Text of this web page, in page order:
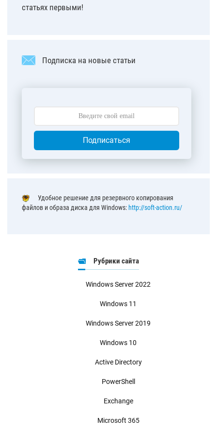
статьях первыми!
Подписка на новые статьи
Подписаться
Удобное решение для резервного копирования
файлов и образа диска для Windows: http://soft-action.ru/
Рубрики сайта
Windows Server 2022
Windows 11
Windows Server 2019
Windows 10
Active Directory
PowerShell
Exchange
Microsoft 365